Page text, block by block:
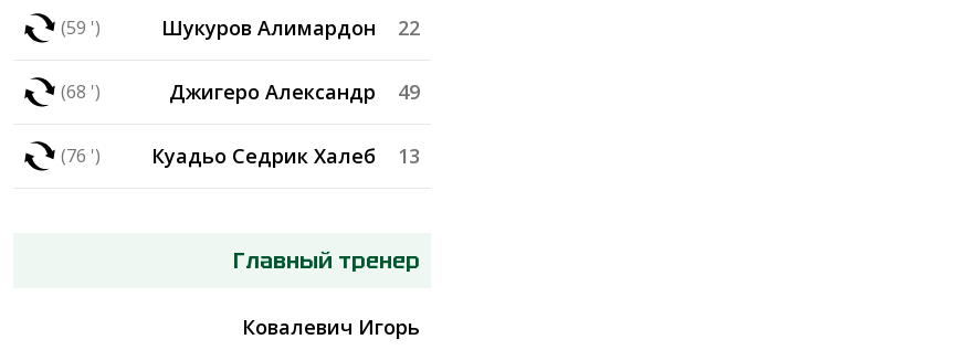
(59 ') Шукуров Алимардон 22
(68 ') Джигеро Александр 49
(76 ') Куадьо Седрик Халеб 13
Главный тренер
Ковалевич Игорь